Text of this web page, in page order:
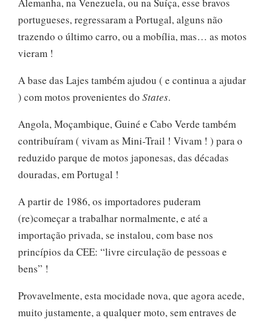
portugueses, regressaram a Portugal, alguns não
trazendo o último carro, ou a mobília, mas… as motos
vieram !
A base das Lajes também ajudou ( e continua a ajudar
) com motos provenientes do States.
Angola, Moçambique, Guiné e Cabo Verde também
contribuíram ( vivam as Mini-Trail ! Vivam ! ) para o
reduzido parque de motos japonesas, das décadas
douradas, em Portugal !
A partir de 1986, os importadores puderam
(re)começar a trabalhar normalmente, e até a
importação privada, se instalou, com base nos
princípios da CEE: “livre circulação de pessoas e
bens” !
Provavelmente, esta mocidade nova, que agora acede,
muito justamente, a qualquer moto, sem entraves de